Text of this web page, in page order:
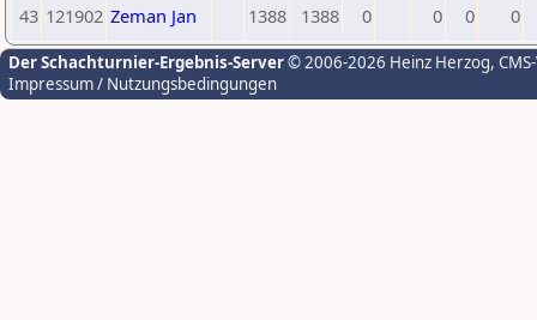
43 121902 Zeman Jan 1388 1388 0 0 0 0
Der Schachturnier-Ergebnis-Server© 2006-2026 Heinz Herzog,
Impressum / Nutzungsbedingungen